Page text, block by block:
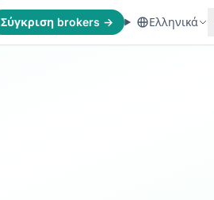
Σύγκριση brokers → Ελληνικά